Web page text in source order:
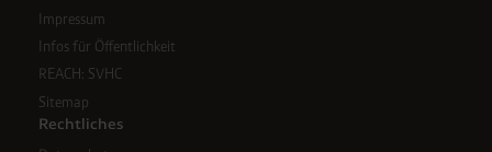
Impressum
Infos für Öffentlichkeit
REACH: SVHC
Sitemap
Rechtliches